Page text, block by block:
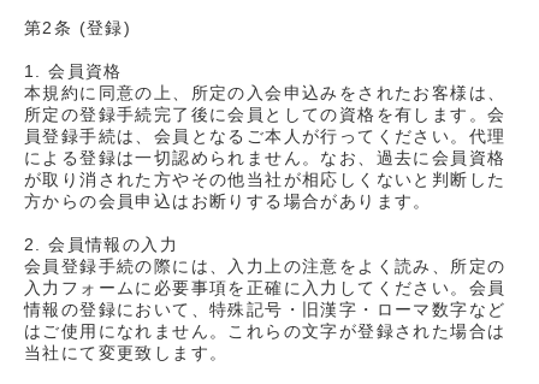
第2条 (登録)
1. 会員資格
本規約に同意の上、所定の入会申込みをされたお客様は、
所定の登録手続完了後に会員としての資格を有します。会
員登録手続は、会員となるご本人が行ってください。代理
による登録は一切認められません。なお、過去に会員資格
が取り消された方やその他当社が相応しくないと判断した
方からの会員申込はお断りする場合があります。
2. 会員情報の入力
会員登録手続の際には、入力上の注意をよく読み、所定の
入力フォームに必要事項を正確に入力してください。会員
情報の登録において、特殊記号・旧漢字・ローマ数字など
はご使用になれません。これらの文字が登録された場合は
当社にて変更致します。